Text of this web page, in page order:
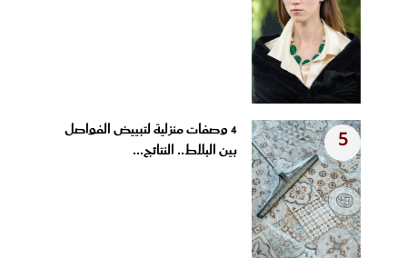
5
4 وصفات منزلية لتبييض الفواصل
بين البلاط.. النتائج...